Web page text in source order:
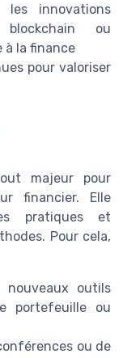
innovations
ou
à la finance
pour valoriser
majeur pour
financier. Elle
pratiques et
Pour cela,
nouveaux outils
portefeuille ou
ou de